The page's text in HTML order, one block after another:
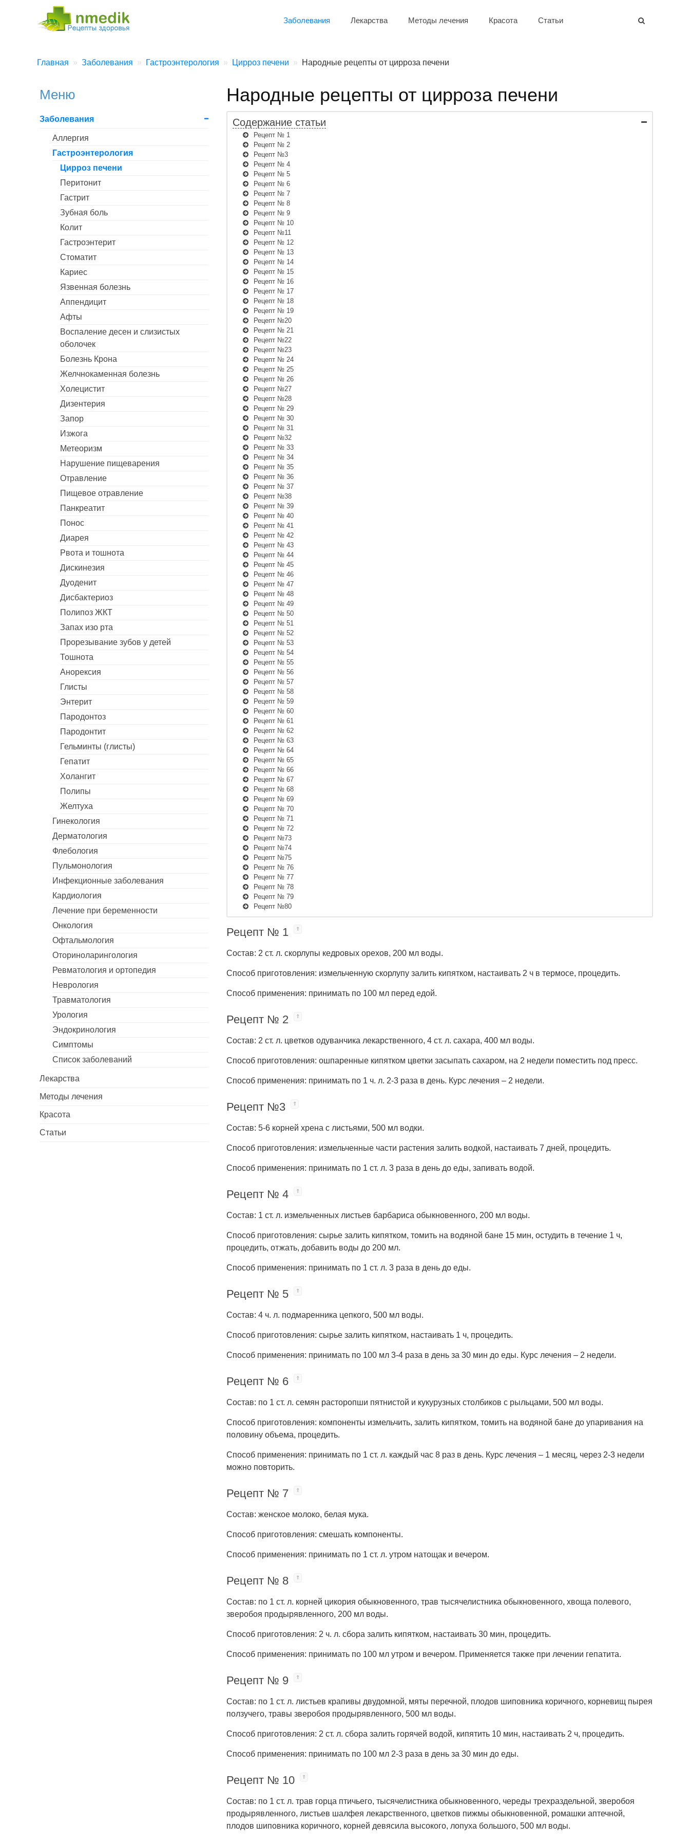
Заболевания Лекарства Методы лечения Красота Статьи
Главная Заболевания Гастроэнтерология Цирроз печени Народные рецепты от цирроза печени
Народные рецепты от цирроза печени
Содержание статьи
Рецепт № 1
Рецепт № 2
Рецепт №3
Рецепт № 4
Рецепт № 5
Рецепт № 6
Рецепт № 7
Рецепт № 8
Рецепт № 9
Рецепт № 10
Рецепт №11
Рецепт № 12
Рецепт № 13
Рецепт № 14
Рецепт № 15
Рецепт № 16
Рецепт № 17
Рецепт № 18
Рецепт № 19
Рецепт №20
Рецепт № 21
Рецепт №22
Рецепт №23
Рецепт № 24
Рецепт № 25
Рецепт № 26
Рецепт №27
Рецепт №28
Рецепт № 29
Рецепт № 30
Рецепт № 31
Рецепт №32
Рецепт № 33
Рецепт № 34
Рецепт № 35
Рецепт № 36
Рецепт № 37
Рецепт №38
Рецепт № 39
Рецепт № 40
Рецепт № 41
Рецепт № 42
Рецепт № 43
Рецепт № 44
Рецепт № 45
Рецепт № 46
Рецепт № 47
Рецепт № 48
Рецепт № 49
Рецепт № 50
Рецепт № 51
Рецепт № 52
Рецепт № 53
Рецепт № 54
Рецепт № 55
Рецепт № 56
Рецепт № 57
Рецепт № 58
Рецепт № 59
Рецепт № 60
Рецепт № 61
Рецепт № 62
Рецепт № 63
Рецепт № 64
Рецепт № 65
Рецепт № 66
Рецепт № 67
Рецепт № 68
Рецепт № 69
Рецепт № 70
Рецепт № 71
Рецепт № 72
Рецепт №73
Рецепт №74
Рецепт №75
Рецепт № 76
Рецепт № 77
Рецепт № 78
Рецепт № 79
Рецепт №80
Рецепт № 1
Состав: 2 ст. л. скорлупы кедровых орехов, 200 мл воды.
Способ приготовления: измельченную скорлупу залить кипятком, настаивать 2 ч в термосе, процедить.
Способ применения: принимать по 100 мл перед едой.
Рецепт № 2
Состав: 2 ст. л. цветков одуванчика лекарственного, 4 ст. л. сахара, 400 мл воды.
Способ приготовления: ошпаренные кипятком цветки засыпать сахаром, на 2 недели поместить под пресс.
Способ применения: принимать по 1 ч. л. 2-3 раза в день. Курс лечения – 2 недели.
Рецепт №3
Состав: 5-6 корней хрена с листьями, 500 мл водки.
Способ приготовления: измельченные части растения залить водкой, настаивать 7 дней, процедить.
Способ применения: принимать по 1 ст. л. 3 раза в день до еды, запивать водой.
Рецепт № 4
Состав: 1 ст. л. измельченных листьев барбариса обыкновенного, 200 мл воды.
Способ приготовления: сырье залить кипятком, томить на водяной бане 15 мин, остудить в течение 1 ч,
процедить, отжать, добавить воды до 200 мл.
Способ применения: принимать по 1 ст. л. 3 раза в день до еды.
Рецепт № 5
Состав: 4 ч. л. подмаренника цепкого, 500 мл воды.
Способ приготовления: сырье залить кипятком, настаивать 1 ч, процедить.
Способ применения: принимать по 100 мл 3-4 раза в день за 30 мин до еды. Курс лечения – 2 недели.
Рецепт № 6
Состав: по 1 ст. л. семян расторопши пятнистой и кукурузных столбиков с рыльцами, 500 мл воды.
Способ приготовления: компоненты измельчить, залить кипятком, томить на водяной бане до упаривания на
половину объема, процедить.
Способ применения: принимать по 1 ст. л. каждый час 8 раз в день. Курс лечения – 1 месяц, через 2-3 недели
можно повторить.
Рецепт № 7
Состав: женское молоко, белая мука.
Способ приготовления: смешать компоненты.
Способ применения: принимать по 1 ст. л. утром натощак и вечером.
Рецепт № 8
Состав: по 1 ст. л. корней цикория обыкновенного, трав тысячелистника обыкновенного, хвоща полевого,
зверобоя продырявленного, 200 мл воды.
Способ приготовления: 2 ч. л. сбора залить кипятком, настаивать 30 мин, процедить.
Способ применения: принимать по 100 мл утром и вечером. Применяется также при лечении гепатита.
Рецепт № 9
Состав: по 1 ст. л. листьев крапивы двудомной, мяты перечной, плодов шиповника коричного, корневищ пырея
ползучего, травы зверобоя продырявленного, 500 мл воды.
Способ приготовления: 2 ст. л. сбора залить горячей водой, кипятить 10 мин, настаивать 2 ч, процедить.
Способ применения: принимать по 100 мл 2-3 раза в день за 30 мин до еды.
Рецепт № 10
Состав: по 1 ст. л. трав горца птичьего, тысячелистника обыкновенного, череды трехраздельной, зверобоя
продырявленного, листьев шалфея лекарственного, цветков пижмы обыкновенной, ромашки аптечной,
плодов шиповника коричного, корней девясила высокого, лопуха большого, 500 мл воды.
Меню
Заболевания
Аллергия
Гастроэнтерология
Цирроз печени
Перитонит
Гастрит
Зубная боль
Колит
Гастроэнтерит
Стоматит
Кариес
Язвенная болезнь
Аппендицит
Афты
Воспаление десен и слизистых
оболочек
Болезнь Крона
Желчнокаменная болезнь
Холецистит
Дизентерия
Запор
Изжога
Метеоризм
Нарушение пищеварения
Отравление
Пищевое отравление
Панкреатит
Понос
Диарея
Рвота и тошнота
Дискинезия
Дуоденит
Дисбактериоз
Полипоз ЖКТ
Запах изо рта
Прорезывание зубов у детей
Тошнота
Анорексия
Глисты
Энтерит
Пародонтоз
Пародонтит
Гельминты (глисты)
Гепатит
Холангит
Полипы
Желтуха
Гинекология
Дерматология
Флебология
Пульмонология
Инфекционные заболевания
Кардиология
Лечение при беременности
Онкология
Офтальмология
Оториноларингология
Ревматология и ортопедия
Неврология
Травматология
Урология
Эндокринология
Симптомы
Список заболеваний
Лекарства
Методы лечения
Красота
Статьи